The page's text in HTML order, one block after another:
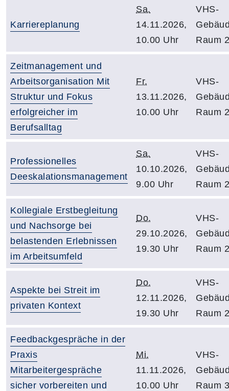
Karriereplanung
Sa.
14.11.2026,
10.00 Uhr
VHS-
Raum
Zeitmanagement und
Arbeitsorganisation Mit
Struktur und Fokus
erfolgreicher im
Berufsalltag
Fr.
13.11.2026,
10.00 Uhr
VHS-
Raum
Professionelles
Deeskalationsmanagement
Sa.
10.10.2026,
9.00 Uhr
VHS-
Raum
Kollegiale Erstbegleitung
und Nachsorge bei
belastenden Erlebnissen
im Arbeitsumfeld
Do.
29.10.2026,
19.30 Uhr
VHS-
Raum
Aspekte bei Streit im
privaten Kontext
Do.
12.11.2026,
19.30 Uhr
VHS-
Raum
Feedbackgespräche in der
Praxis
Mitarbeitergespräche
sicher vorbereiten und
Mi.
11.11.2026,
10.00 Uhr
VHS-
Raum